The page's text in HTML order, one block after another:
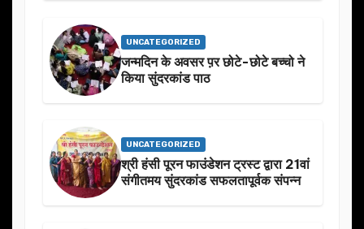
UNCATEGORIZED
जन्मदिन के अवसर प़र छोटे-छोटे बच्चो ने
किया सुंदरकांड पाठ
UNCATEGORIZED
श्री हंसी पूरन फाउंडेशन ट्रस्ट द्वारा 21वां
संगीतमय सुंदरकांड सफलतापूर्वक संपन्न